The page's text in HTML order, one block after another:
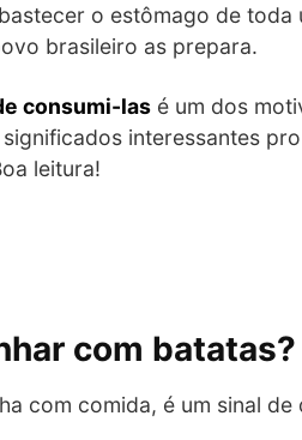
o estômago de
brasileiro as prepara.
consumi-las é um dos
interessantes
leitura!
com batatas?
com comida, é um sinal